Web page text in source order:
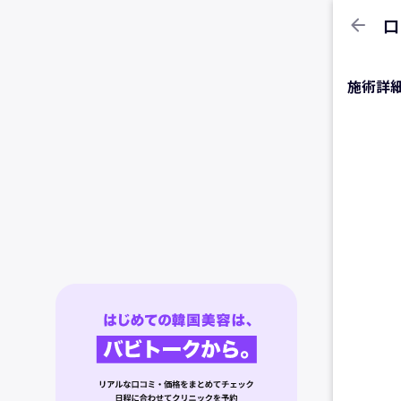
arrow_back
施術詳